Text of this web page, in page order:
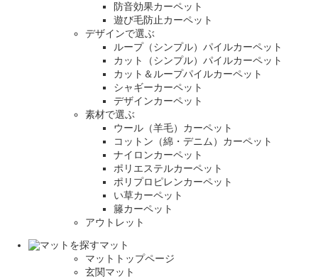
防音効果カーペット
遊び毛防止カーペット
デザインで選ぶ
ループ（シンプル）パイルカーペット
カット（シンプル）パイルカーペット
カット＆ループパイルカーペット
シャギーカーペット
デザインカーペット
素材で選ぶ
ウール（羊毛）カーペット
コットン（綿・デニム）カーペット
ナイロンカーペット
ポリエステルカーペット
ポリプロピレンカーペット
い草カーペット
籐カーペット
アウトレット
マット
マットトップページ
玄関マット